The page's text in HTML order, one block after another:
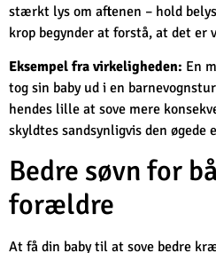
stærkt lys om aftenen – hold
krop begynder at forstå, at det er
Eksempel fra virkeligheden: En
tog sin baby ud i en
hendes lille at sove mere
skyldtes sandsynligvis den øgede
Bedre søvn for
forældre
At få din baby til at sove bedre